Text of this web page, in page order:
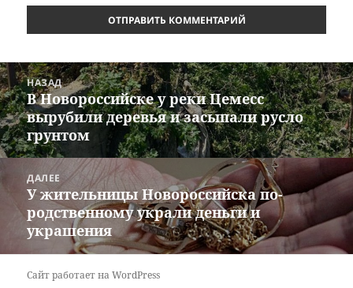
Навигация
по
записям
НАЗАД
Предыдущая
запись:
В Новороссийске у реки Цемесс
вырубили деревья и засыпали русло
грунтом
ДАЛЕЕ
Следующая
запись:
У жительницы Новороссийска по-
родственному украли деньги и
украшения
Сайт работает на WordPress